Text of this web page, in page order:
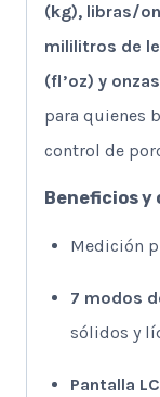
(kg), libras/
mililitros de
(fl’oz) y
para quienes
control de
Beneficios
Medición
7 modos
sólidos y
Pantalla